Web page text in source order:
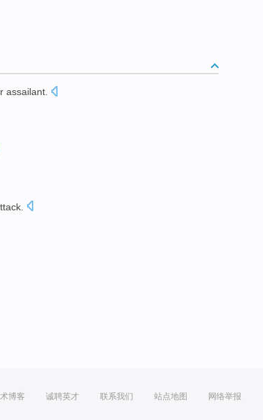
assailant
博客 诚聘英才 联系我们 站点地图 网络举报